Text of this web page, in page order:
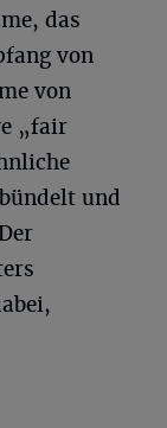
das
von
von
„fair
und